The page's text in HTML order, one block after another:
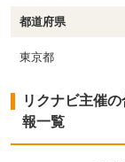
都道府県
東京都
リクナビ主催
報一覧